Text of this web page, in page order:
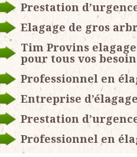
Prestation
Elagage de gros
Tim Provins
pour tous vos
Professionnel en
Entreprise
Prestation
Professionnel en